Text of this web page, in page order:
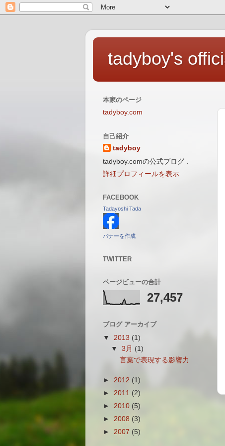
tadyboy's
本家のページ
tadyboy.com
自己紹介
tadyboy
tadyboy.comの公式ブログ．
詳細プロフィールを表示
FACEBOOK
Tadayoshi Tada
バナーを作成
TWITTER
ページビューの合計
27,457
ブログ アーカイブ
▼ 2013 (1)
▼3月 (1)
言葉で表現する影響力
► 2012 (1)
► 2011 (2)
► 2010 (5)
► 2008 (3)
► 2007 (5)